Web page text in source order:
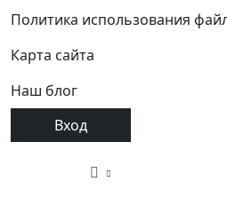
Политика использования
Карта сайта
Наш блог
Вход